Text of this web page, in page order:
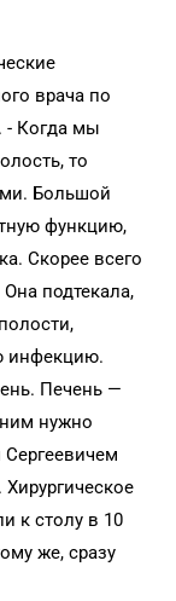
врача по
- Когда мы
то
Большой
функцию,
Скорее всего
подтекала,
инфекцию.
Печень —
нужно
к столу в 10
же, сразу